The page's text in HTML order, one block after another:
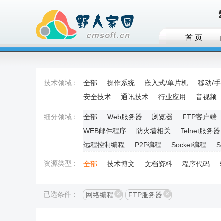
首 页
技术领域： 全部 操作系统 嵌入式/单片机 移动/
安全技术
通讯技术 行业应用 音视频
细分领域： 全部 Web服务器 浏览器 FTP客户端
WEB邮件程序
防火墙相关 Telnet服务器
远程控制编程
P2P编程 Socket编程
资源类型： 全部 技术博文 文档资料 程序代码
已选条件： 网络编程 FTP服务器